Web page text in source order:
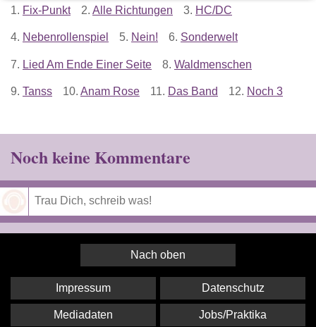
1. Fix-Punkt 2. Alle Richtungen 3. HC/DC
4. Nebenrollenspiel 5. Nein! 6. Sonderwelt
7. Lied Am Ende Einer Seite 8. Waldmenschen
9. Tanss 10. Anam Rose 11. Das Band 12. Noch 3
Noch keine Kommentare
Nach oben
Impressum Datenschutz
Mediadaten Jobs/Praktika